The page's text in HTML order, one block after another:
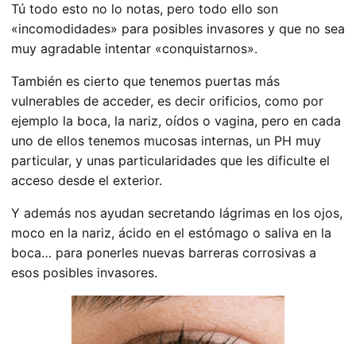
Tú todo esto no lo notas, pero todo ello son
«incomodidades» para posibles invasores y que no sea
muy agradable intentar «conquistarnos».
También es cierto que tenemos puertas más
vulnerables de acceder, es decir orificios, como por
ejemplo la boca, la nariz, oídos o vagina, pero en cada
uno de ellos tenemos mucosas internas, un PH muy
particular, y unas particularidades que les dificulte el
acceso desde el exterior.
Y además nos ayudan secretando lágrimas en los ojos,
moco en la nariz, ácido en el estómago o saliva en la
boca… para ponerles nuevas barreras corrosivas a
esos posibles invasores.